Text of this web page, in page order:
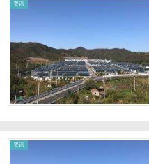
资讯
资讯